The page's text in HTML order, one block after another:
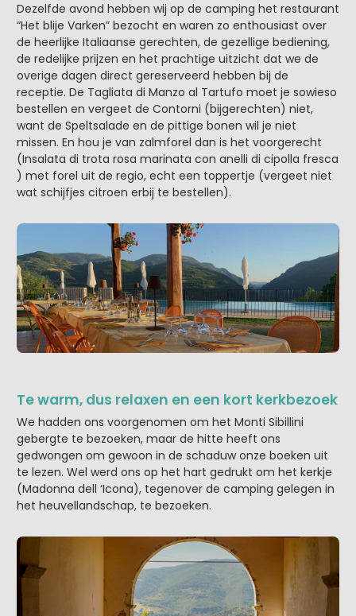
Dezelfde avond hebben wij op de camping het restaurant
“Het blije Varken” bezocht en waren zo enthousiast over
de heerlijke Italiaanse gerechten, de gezellige bediening,
de redelijke prijzen en het prachtige uitzicht dat we de
overige dagen direct gereserveerd hebben bij de
receptie. De Tagliata di Manzo al Tartufo moet je sowieso
bestellen en vergeet de Contorni (bijgerechten) niet,
want de Speltsalade en de pittige bonen wil je niet
missen. En hou je van zalmforel dan is het voorgerecht
(Insalata di trota rosa marinata con anelli di cipolla fresca
) met forel uit de regio, echt een toppertje (vergeet niet
wat schijfjes citroen erbij te bestellen).
Te warm, dus relaxen en een kort kerkbezoek
We hadden ons voorgenomen om het Monti Sibillini
gebergte te bezoeken, maar de hitte heeft ons
gedwongen om gewoon in de schaduw onze boeken uit
te lezen. Wel werd ons op het hart gedrukt om het kerkje
(Madonna dell ‘Icona), tegenover de camping gelegen in
het heuvellandschap, te bezoeken.